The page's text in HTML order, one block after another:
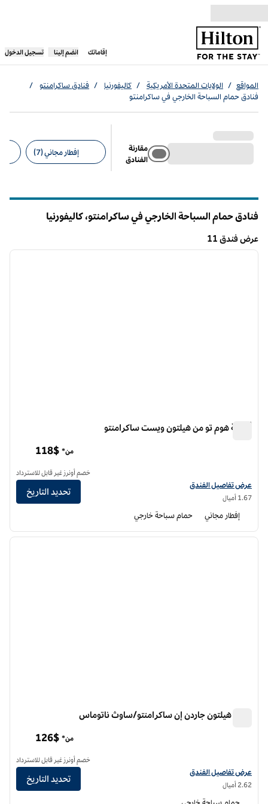
تخطى إلى المحتوى
إقاماتك
، يفتح علامة تبويب جديدة
انضم إلينا تسجيل الدخول
المواقع / الولايات المتحدة الأمريكية / كاليفورنيا / فنادق ساكرامنتو
/
فنادق حمام السباحة الخارجي في ساكرامنتو
مقارنة
الفنادق
إفطار مجاني (7)
فنادق حمام السباحة الخارجي في ساكرامنتو،كاليفورنيا
عرض فندق 11
عرض فندق 111 من 12
الصورة
أجنحة هوم تو من هيلتون ويست ساكرامنتو
عرض تفاصيل الفندق أجنحة هوم تو من هيلتون ويست ساكرامنتو
عرض تفاصيل الفندق
1.67 أميال
من* 118$
خصم أونرز غير قابل للاسترداد
تحديد التاريخ
إفطار مجاني حمام سباحة خارجي
1 من 12
الصورة
فندق هيلتون جاردن إن ساكرامنتو/ساوث ناتوماس
عرض تفاصيل الفندق لفندق فنادق هيلتون جاردن إن ساكرامنتو/ساوث ناتوماس
عرض تفاصيل الفندق
2.62 أميال
من* 126$
خصم أونرز غير قابل للاسترداد
تحديد التاريخ